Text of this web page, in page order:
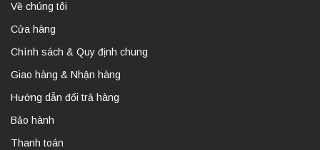
Về chúng tôi
Cửa hàng
Chính sách & Quy định chung
Giao hàng & Nhận hàng
Hướng dẫn đổi trả hàng
Bảo hành
Thanh toán